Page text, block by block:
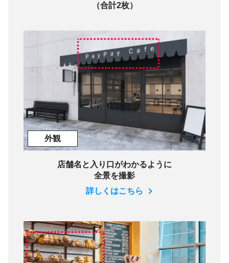
（合計2枚）
外観
店舗名と入り口がわかるように
全景を撮影
詳しくはこちら